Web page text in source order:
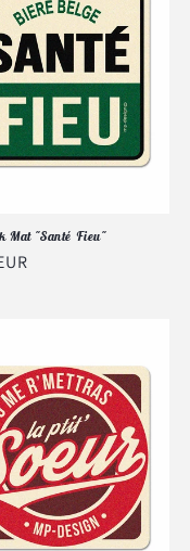
Mat "Santé Fieu"